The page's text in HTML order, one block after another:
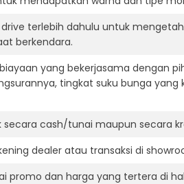
terlebih dahulu untuk
berkendara.
yang bekerjasama dengan
tingkat suku bunga
secara cash/tunai maupun secara
dealer atau transaksi di
promo dan harga yang tertera di